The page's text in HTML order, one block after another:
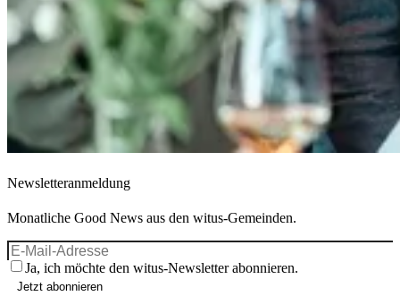
Newsletteranmeldung
Monatliche Good News aus den witus-Gemeinden.
Ja, ich möchte den witus-Newsletter abonnieren.
Jetzt abonnieren